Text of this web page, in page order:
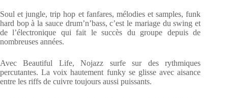
Soul et jungle, trip hop et fanfares, mélodies et samples, funk
hard bop à la sauce drum’n’bass, c’est le mariage du swing et
de l’électronique qui fait le succès du groupe depuis de
nombreuses années.
Avec Beautiful Life, Nojazz surfe sur des rythmiques
percutantes. La voix hautement funky se glisse avec aisance
entre les riffs de cuivre toujours aussi puissants.